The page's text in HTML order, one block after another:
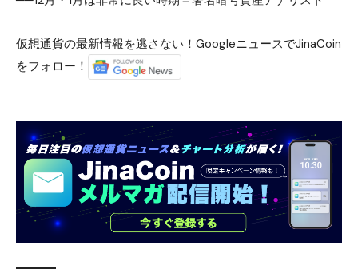
仮想通貨の最新情報を逃さない！GoogleニュースでJinaCoin
をフォロー！